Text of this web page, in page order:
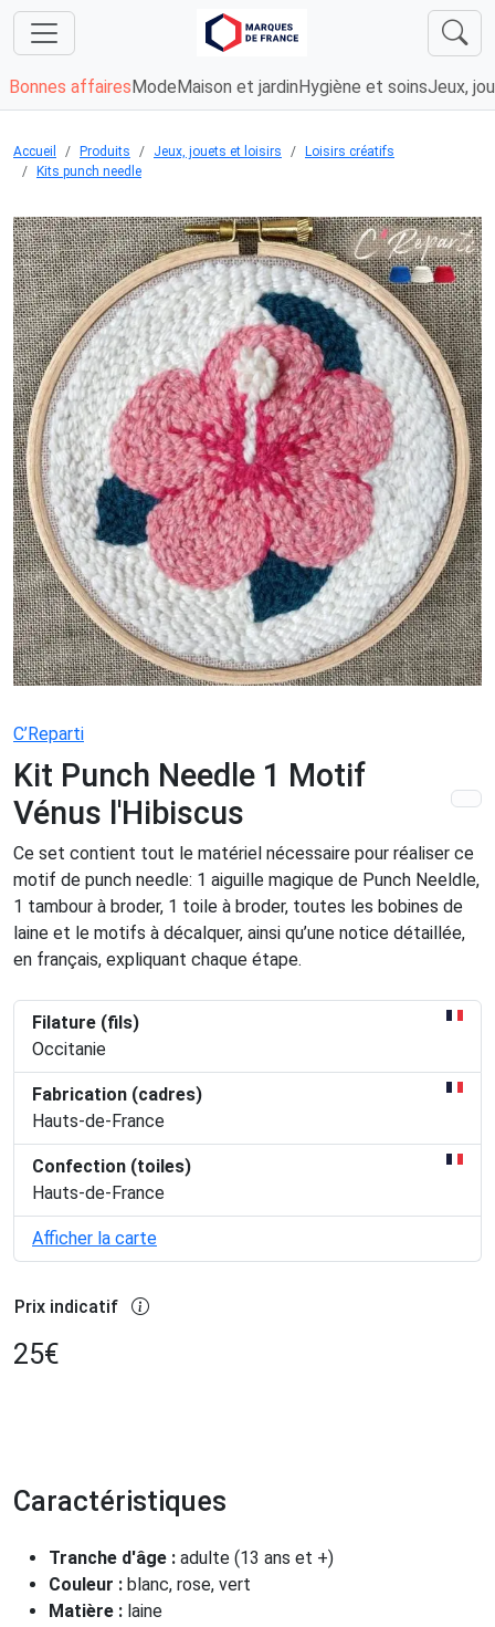
Bonnes affaires Mode Maison et jardin Hygiène et soinsJeux,
Accueil Produits Jeux, jouets et loisirs
Loisirs créatifs
Kits punch needle
C’Reparti
Kit Punch Needle 1 Motif
Vénus l'Hibiscus
Ce set contient tout le matériel nécessaire pour réaliser ce
motif de punch needle: 1 aiguille magique de Punch Neeldle,
1 tambour à broder, 1 toile à broder, toutes les bobines de
laine et le motifs à décalquer, ainsi qu’une notice détaillée,
en français, expliquant chaque étape.
Filature (fils)
Occitanie
Fabrication (cadres)
Hauts-de-France
Confection (toiles)
Hauts-de-France
Afficher la carte
Prix indicatif
25€
Caractéristiques
Tranche d'âge : adulte (13 ans et +)
Couleur : blanc, rose, vert
Matière : laine